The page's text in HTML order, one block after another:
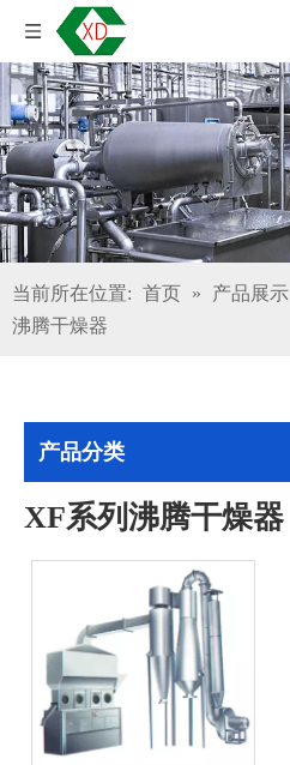
当前所在位置: 首页 » 产品展示
沸腾干燥器
产品分类
XF系列沸腾干燥器